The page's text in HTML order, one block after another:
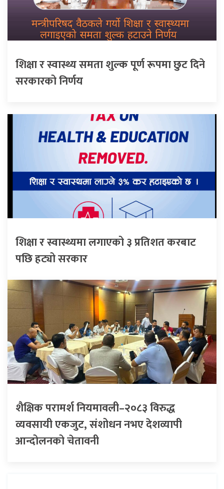
शिक्षा र स्वास्थ्य समता शुल्क पूर्ण रूपमा छुट दिने
सरकारको निर्णय
शिक्षा र स्वास्थ्यमा लगाएको ३ प्रतिशत करबाट
पछि हट्यो सरकार
शैक्षिक परामर्श नियमावली–२०८३ विरुद्ध
व्यवसायी एकजुट, संशोधन नभए देशव्यापी
आन्दोलनको चेतावनी